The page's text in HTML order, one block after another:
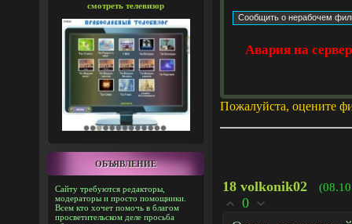
смотреть телевизор
ОБЪЯВЛЕНИЕ
Сайту требуются редакторы,
модераторы и просто помощники.
Всем кто хочет помочь в благом
просветительском деле просьба
Авария на
Пожалуйста, оцените
18 volkonik02
0